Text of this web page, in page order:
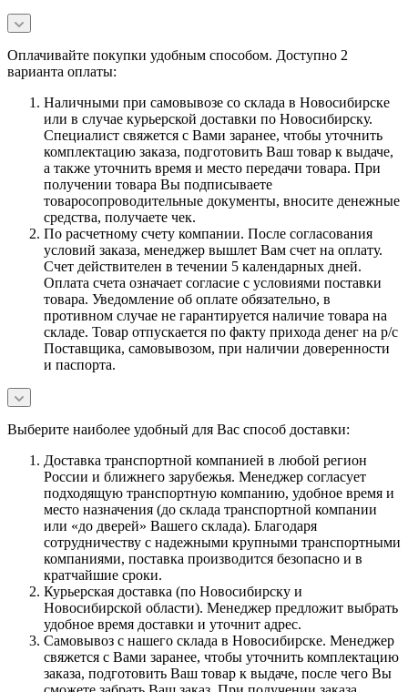
Оплачивайте покупки удобным способом. Доступно 2
варианта оплаты:
Наличными при самовывозе со склада в Новосибирске
или в случае курьерской доставки по Новосибирску.
Специалист свяжется с Вами заранее, чтобы уточнить
комплектацию заказа, подготовить Ваш товар к выдаче,
а также уточнить время и место передачи товара. При
получении товара Вы подписываете
товаросопроводительные документы, вносите денежные
средства, получаете чек.
По расчетному счету компании. После согласования
условий заказа, менеджер вышлет Вам счет на оплату.
Счет действителен в течении 5 календарных дней.
Оплата счета означает согласие с условиями поставки
товара. Уведомление об оплате обязательно, в
противном случае не гарантируется наличие товара на
складе. Товар отпускается по факту прихода денег на р/с
Поставщика, самовывозом, при наличии доверенности
и паспорта.
Выберите наиболее удобный для Вас способ доставки:
Доставка транспортной компанией в любой регион
России и ближнего зарубежья. Менеджер согласует
подходящую транспортную компанию, удобное время и
место назначения (до склада транспортной компании
или «до дверей» Вашего склада). Благодаря
сотрудничеству с надежными крупными транспортными
компаниями, поставка производится безопасно и в
кратчайшие сроки.
Курьерская доставка (по Новосибирску и
Новосибирской области). Менеджер предложит выбрать
удобное время доставки и уточнит адрес.
Самовывоз с нашего склада в Новосибирске. Менеджер
свяжется с Вами заранее, чтобы уточнить комплектацию
заказа, подготовить Ваш товар к выдаче, после чего Вы